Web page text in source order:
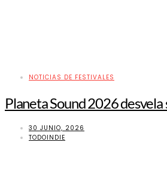
NOTICIAS DE FESTIVALES
Planeta Sound 2026 desvela
30 JUNIO, 2026
TODOINDIE